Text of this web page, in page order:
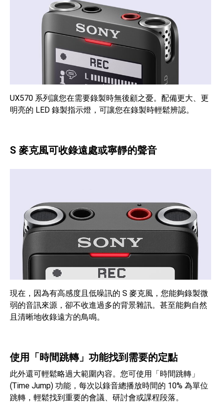
UX570 系列讓您在需要錄製時無後顧之憂。配備更大、更
明亮的 LED 錄製指示燈，可讓您在錄製時輕鬆辨認。
S 麥克風可收錄遠處或寧靜的聲音
現在，因為有高感度且低噪訊的 S 麥克風，您能夠錄製微
弱的音訊來源，卻不收進過多的背景雜訊。甚至能夠自然
且清晰地收錄遠方的鳥鳴。
使用「時間跳轉」功能找到需要的定點
此外還可輕鬆略過大範圍內容。您可使用「時間跳轉」
(Time Jump) 功能，每次以錄音總播放時間的 10% 為單位
跳轉，輕鬆找到重要的會議、研討會或課程段落。